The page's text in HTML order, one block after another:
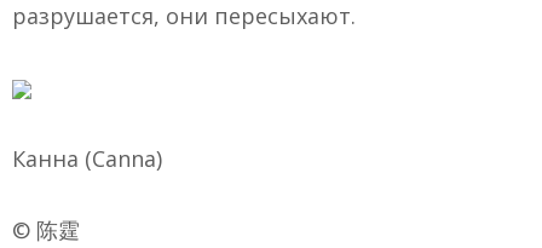
разрушается, они пересыхают.
Канна (Canna)
© 陈霆